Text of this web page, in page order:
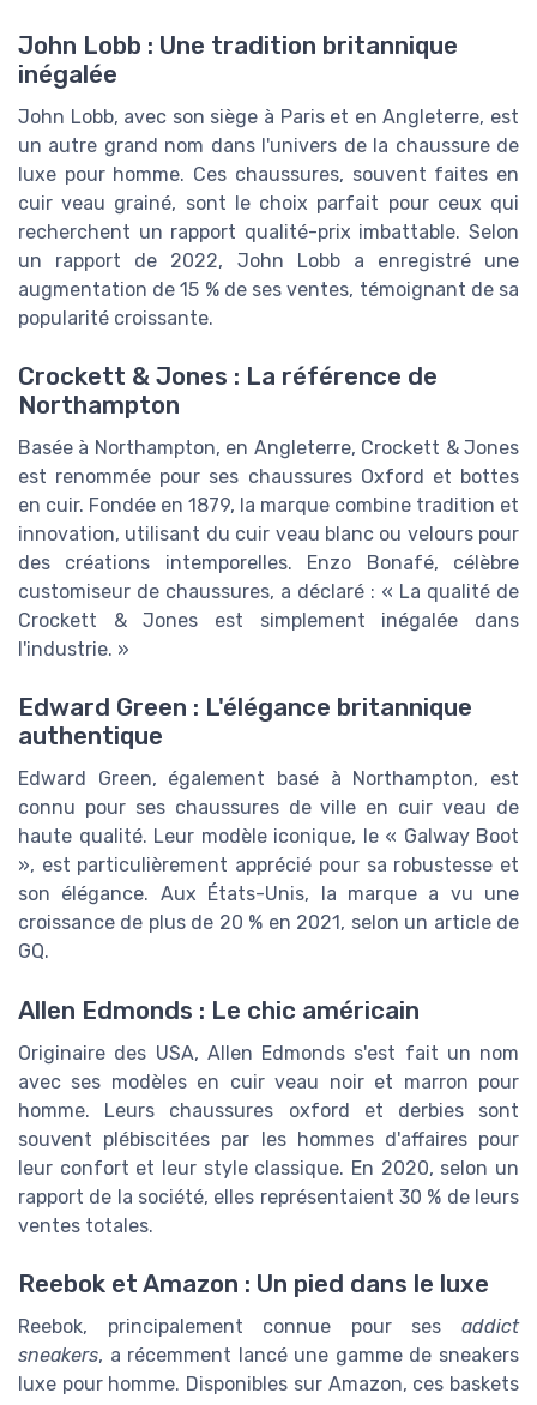
John Lobb : Une tradition britannique
inégalée
John Lobb, avec son siège à Paris et en Angleterre, est
un autre grand nom dans l'univers de la chaussure de
luxe pour homme. Ces chaussures, souvent faites en
cuir veau grainé, sont le choix parfait pour ceux qui
recherchent un rapport qualité-prix imbattable. Selon
un rapport de 2022, John Lobb a enregistré une
augmentation de 15 % de ses ventes, témoignant de sa
popularité croissante.
Crockett & Jones : La référence de
Northampton
Basée à Northampton, en Angleterre, Crockett & Jones
est renommée pour ses chaussures Oxford et bottes
en cuir. Fondée en 1879, la marque combine tradition et
innovation, utilisant du cuir veau blanc ou velours pour
des créations intemporelles. Enzo Bonafé, célèbre
customiseur de chaussures, a déclaré : « La qualité de
Crockett & Jones est simplement inégalée dans
l'industrie. »
Edward Green : L'élégance britannique
authentique
Edward Green, également basé à Northampton, est
connu pour ses chaussures de ville en cuir veau de
haute qualité. Leur modèle iconique, le « Galway Boot
», est particulièrement apprécié pour sa robustesse et
son élégance. Aux États-Unis, la marque a vu une
croissance de plus de 20 % en 2021, selon un article de
GQ.
Allen Edmonds : Le chic américain
Originaire des USA, Allen Edmonds s'est fait un nom
avec ses modèles en cuir veau noir et marron pour
homme. Leurs chaussures oxford et derbies sont
souvent plébiscitées par les hommes d'affaires pour
leur confort et leur style classique. En 2020, selon un
rapport de la société, elles représentaient 30 % de leurs
ventes totales.
Reebok et Amazon : Un pied dans le luxe
Reebok, principalement connue pour ses addict
sneakers, a récemment lancé une gamme de sneakers
luxe pour homme. Disponibles sur Amazon, ces baskets